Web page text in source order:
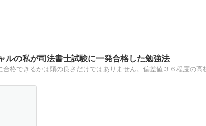
ルの私が司法書士試験に一発合格した勉強法